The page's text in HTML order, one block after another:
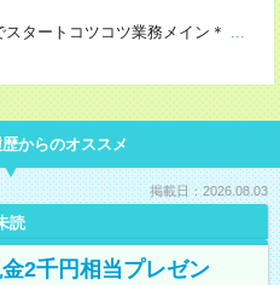
タートコツコツ業務メイン＊ ...
からのオススメ
掲載日：2026.08.03
読
2千円相当プレゼン